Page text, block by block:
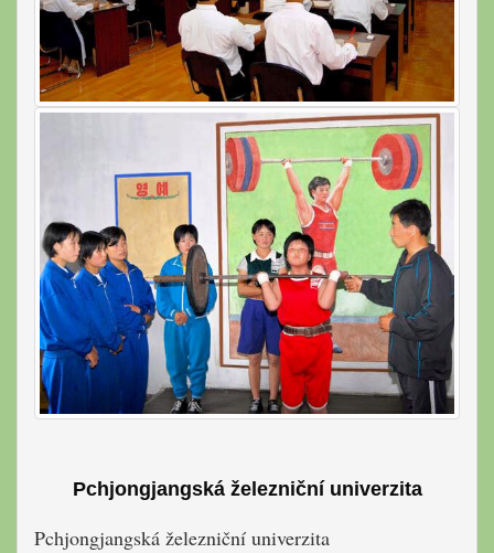
Pchjongjangská železniční univerzita
Pchjongjangská železniční univerzita